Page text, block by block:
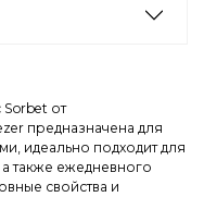
Sorbet от
предназначена для
идеально подходит для
также ежедневного
свойства и